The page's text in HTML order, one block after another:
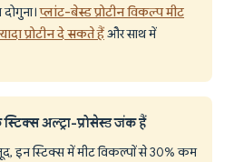
प्लांट-बेस्ड प्रोटीन विकल्प मीट
प्रोटीन दे सकते हैंऔर साथ में
अल्ट्रा-प्रोसेस्ड जंक हैं
इन स्टिक्स में मीट विकल्पों से 30% कम